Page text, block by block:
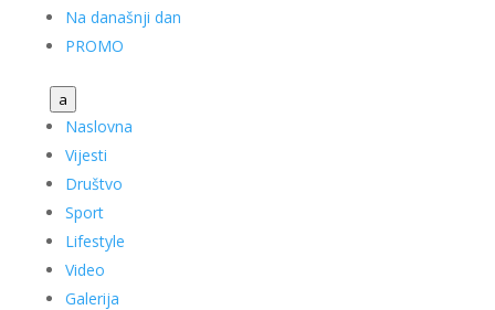
Na današnji dan
PROMO
a
Naslovna
Vijesti
Društvo
Sport
Lifestyle
Video
Galerija